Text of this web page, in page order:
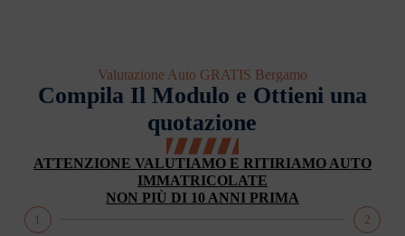
Valutazione Auto GRATIS Bergamo
Compila Il Modulo e Ottieni una
quotazione
ATTENZIONE VALUTIAMO E RITIRIAMO AUTO
IMMATRICOLATE
NON PIÙ DI 10 ANNI PRIMA
1 2